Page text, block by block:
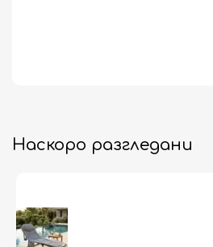
Наскоро разгледани